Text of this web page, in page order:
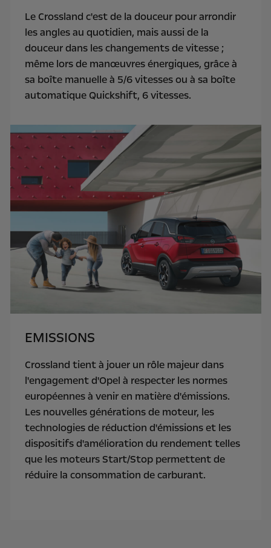
Le Crossland c'est de la douceur pour arrondir
les angles au quotidien, mais aussi de la
douceur dans les changements de vitesse ;
même lors de manœuvres énergiques, grâce à
sa boîte manuelle à 5/6 vitesses ou à sa boîte
automatique Quickshift, 6 vitesses.
EMISSIONS
Crossland tient à jouer un rôle majeur dans
l'engagement d'Opel à respecter les normes
européennes à venir en matière d'émissions.
Les nouvelles générations de moteur, les
technologies de réduction d'émissions et les
dispositifs d'amélioration du rendement telles
que les moteurs Start/Stop permettent de
réduire la consommation de carburant.